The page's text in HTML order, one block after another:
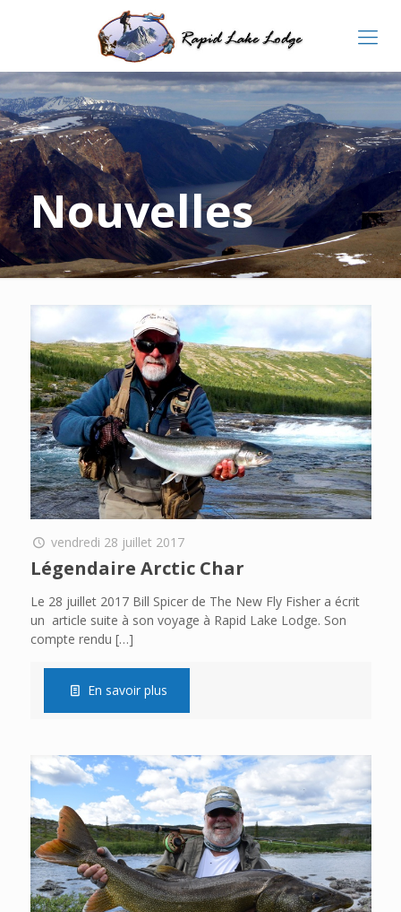
Nouvelles
vendredi 28 juillet 2017
Légendaire Arctic Char
Le 28 juillet 2017 Bill Spicer de The New Fly Fisher a écrit
un article suite à son voyage à Rapid Lake Lodge. Son
compte rendu […]
En savoir plus